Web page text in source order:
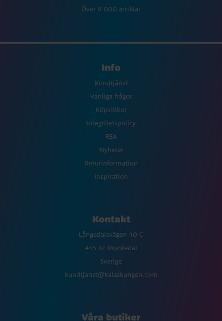
Över 9 000 artiklar
Info
Kundtjänst
Vanliga frågor
Köpvillkor
Integritetspolicy
REA
Nyheter
Returinformation
Inspiration
Kontakt
Långedalsvägen 40 C
455 32 Munkedal
Sverige
kundtjanst@kalaskungen.com
Våra butiker